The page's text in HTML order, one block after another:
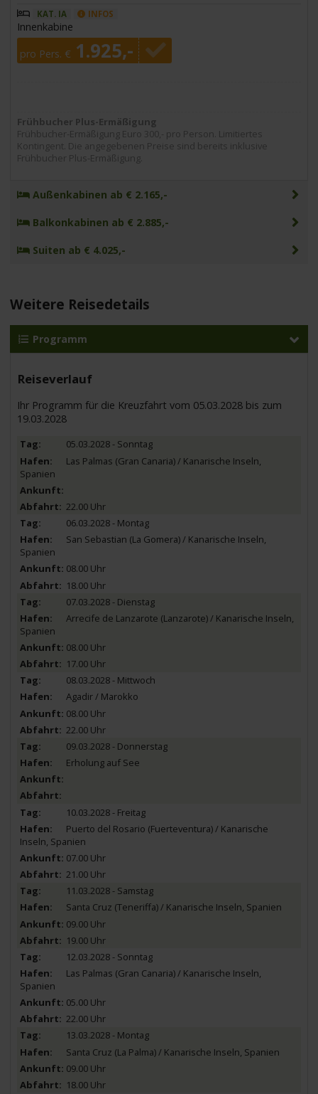
KAT. IA INFOS
Innenkabine
pro Pers. € 1.925,-
Frühbucher Plus-Ermäßigung
Frühbucher-Ermäßigung Euro 300,- pro Person. Limitiertes
Kontingent. Die angegebenen Preise sind bereits inklusive
Frühbucher Plus-Ermäßigung.
Außenkabinen ab € 2.165,-
Balkonkabinen ab € 2.885,-
Suiten ab € 4.025,-
Weitere Reisedetails
Programm
Reiseverlauf
Ihr Programm für die Kreuzfahrt vom 05.03.2028 bis zum
19.03.2028
05.03.2028 - Sonntag
Las Palmas (Gran Canaria) / Kanarische Inseln,
Spanien
22.00 Uhr
06.03.2028 - Montag
San Sebastian (La Gomera) / Kanarische Inseln,
Spanien
08.00 Uhr
18.00 Uhr
07.03.2028 - Dienstag
Arrecife de Lanzarote (Lanzarote) / Kanarische Inseln,
Spanien
08.00 Uhr
17.00 Uhr
08.03.2028 - Mittwoch
Agadir / Marokko
08.00 Uhr
22.00 Uhr
09.03.2028 - Donnerstag
Erholung auf See
10.03.2028 - Freitag
Puerto del Rosario (Fuerteventura) / Kanarische
Inseln, Spanien
07.00 Uhr
21.00 Uhr
11.03.2028 - Samstag
Santa Cruz (Teneriffa) / Kanarische Inseln, Spanien
09.00 Uhr
19.00 Uhr
12.03.2028 - Sonntag
Las Palmas (Gran Canaria) / Kanarische Inseln,
Spanien
05.00 Uhr
22.00 Uhr
13.03.2028 - Montag
Santa Cruz (La Palma) / Kanarische Inseln, Spanien
09.00 Uhr
18.00 Uhr